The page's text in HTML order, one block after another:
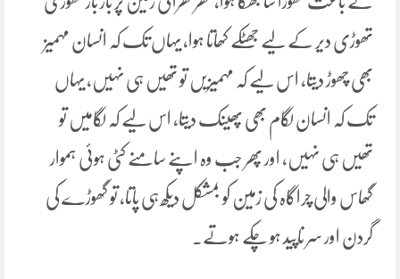
تھوڑی دیر کے لیے جھٹکے کھاتا ہوا، یہاں تک کہ انسان مہمیز
بھی چھوڑ دیتا، اس لیے کہ مہمیزیں تو تھیں ہی نہیں، یہاں
تک کہ انسان لگام بھی پھینک دیتا، اس لیے کہ لگامیں تو
تھیں ہی نہیں، اور پھر جب وہ اپنے سامنے کٹی ہوئی ہموار
گھاس والی چراگاہ کی زمین کو بمشکل دیکھ ہی پاتا، تو گھوڑے کی
گردن اور سر ناپید ہو چکے ہوتے۔